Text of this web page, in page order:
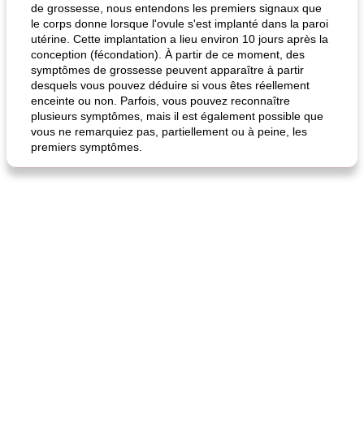
de grossesse, nous entendons les premiers signaux que
le corps donne lorsque l'ovule s'est implanté dans la paroi
utérine. Cette implantation a lieu environ 10 jours après la
conception (fécondation). À partir de ce moment, des
symptômes de grossesse peuvent apparaître à partir
desquels vous pouvez déduire si vous êtes réellement
enceinte ou non. Parfois, vous pouvez reconnaître
plusieurs symptômes, mais il est également possible que
vous ne remarquiez pas, partiellement ou à peine, les
premiers symptômes.